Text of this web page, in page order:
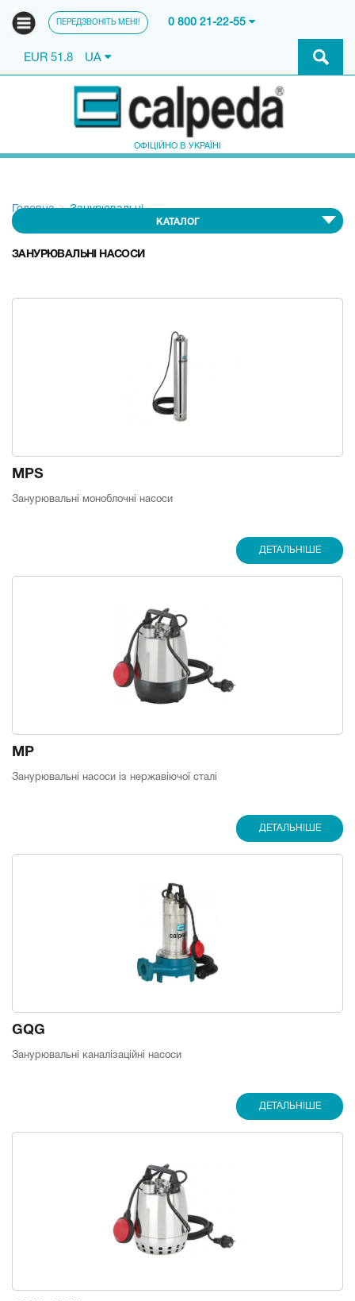
ПЕРЕДЗВОНІТЬ МЕНІ! 0 800 21-22-55
EUR 51.8 UA
ОФІЦІЙНО В УКРАЇНІ
Головна Занурювальні
КАТАЛОГ
ЗАНУРЮВАЛЬНІ НАСОСИ
MPS
Занурювальні моноблочні насоси
ДЕТАЛЬНІШЕ
MP
Занурювальні насоси із нержавіючої сталі
ДЕТАЛЬНІШЕ
GQG
Занурювальні каналізаційні насоси
ДЕТАЛЬНІШЕ